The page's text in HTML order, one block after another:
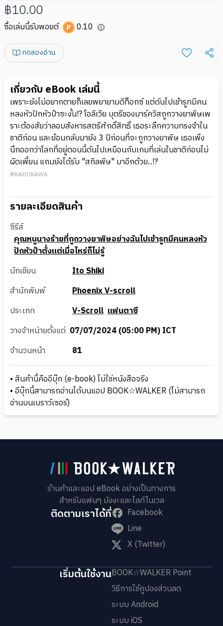
฿10.00
ซื้อเล่มนี้รับพอยต์ 0.10
ทดลองอ่าน
เกี่ยวกับ eBook เล่มนี้
เพราะยังไม่อยากตายก็เลยพยายามดีท็อกซ์ แต่ดันไปเข้ารูทมีคน
หลงหัวปักหัวปำซะงั้น!? โอลิเวีย บุตรีของมาร์ควิสถูกวางยาพิษเพ
ราะต้องสัยว่าลอบสังหารสตรีศักดิ์สิทธิ์ เธอระลึกความทรงจำใน
ชาติก่อน และย้อนกลับมายัง 3 ปีก่อนที่จะถูกวางยาพิษ เธอเพิ่ง
นึกออกว่าโลกที่อยู่ตอนนี้ดันไปเหมือนกับเกมที่เล่นในชาติก่อนไม่
ผิดเพี้ยน แถมยังได้รับ "สกิลพิษ" มาอีกด้วย...!?
©KADOKAWA
รายละเอียดสินค้า
ซีรีส์
คุณหนูนางร้ายที่ถูกวางยาพิษอย่างฉันไปเข้ารูทมีคนหลงหัว
ปักหัวปําตั้งแต่เมื่อไหร่ก็ไม่รู้
นักเขียน
Ito Shiki
สำนักพิมพ์
Phoenix V-scroll
ประเภท
V-Scroll แฟนตาซี
วางจำหน่ายตั้งแต่ 07/07/2024 (05:00 PM) ICT
จำนวนหน้า
81
• สินค้านี้คืออีบุ๊ก (e-book) ไม่ใช่หนังสือจริง
• อีบุ๊กนี้สามารถอ่านได้บนแอป BOOK☆WALKER (ไม่สามารถ
อ่านบนเบราว์เซอร์)
ร้านค้าและแอป eBook อย่างเป็นทางการ
สำหรับแฟนๆ มังงะและไลท์โนเวล
ติดตามเราได้ที่
Facebook
Line
X (Twitter)
เริ่มต้นใช้งานBOOK☆WALKER Point
วิธีการใช้คูปองส่วนลด
ระบบ Android
ระบบ iOS